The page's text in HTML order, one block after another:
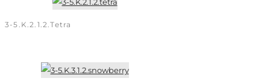
3-5.K.2.1.2.tetra